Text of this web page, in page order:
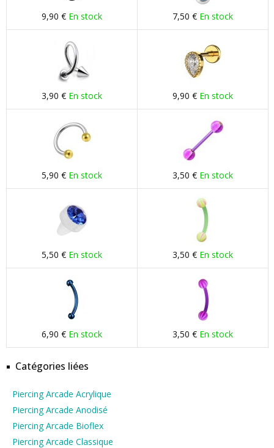
9,90 € En stock 7,50 € En stock
3,90 € En stock 9,90 € En stock
5,90 € En stock 3,50 € En stock
5,50 € En stock 3,50 € En stock
6,90 € En stock 3,50 € En stock
Catégories liées
Piercing Arcade Acrylique
Piercing Arcade Anodisé
Piercing Arcade Bioflex
Piercing Arcade Classique